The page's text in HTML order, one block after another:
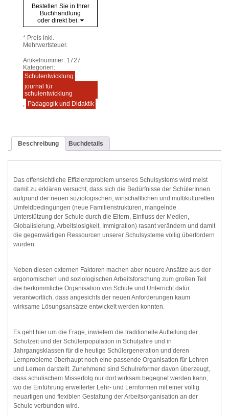
Bestellen Sie in Ihrer
Buchhandlung
oder direkt bei:
* Preis inkl.
Mehrwertsteuer.
Artikelnummer: 1727
Kategorien:
Schulentwicklung ,
journal für
schulentwicklung
, Pädagogik und Didaktik
Beschreibung Buchdetails
Das offensichtliche Effizienzproblem unseres Schulsystems wird meist
damit zu erklären versucht, dass sich die Bedürfnisse der SchülerInnen
aufgrund der neuen soziologischen, wirtschaftlichen und multikulturellen
Umfeldbedingungen (neue Familienstrukturen, mangelnde
Unterstützung der Schule durch die Eltern, Einfluss der Medien,
Globalisierung, Arbeitslosigkeit, Immigration) rasant verändern und damit
die gegenwärtigen Ressourcen unserer Schulsysteme völlig überfordern
würden.
Neben diesen externen Faktoren machen aber neuere Ansätze aus der
ergonomischen und soziologischen Arbeitsforschung zum großen Teil
die herkömmliche Organisation von Schule und Unterricht dafür
verantwortlich, dass angesichts der neuen Anforderungen kaum
wirksame Lösungsansätze entwickelt werden konnten.
Es geht hier um die Frage, inwiefern die traditionelle Aufteilung der
Schulzeit und der Schülerpopulation in Schuljahre und in
Jahrgangsklassen für die heutige Schülergeneration und deren
Lernprobleme überhaupt noch eine passende Organisation für Lehren
und Lernen darstellt. Zunehmend sind Schulreformer davon überzeugt,
dass schulischem Misserfolg nur dort wirksam begegnet werden kann,
wo die Einführung erweiterter Lehr- und Lernformen mit einer völlig
neuartigen und flexiblen Gestaltung der Arbeitsorganisation an der
Schule verbunden wird.